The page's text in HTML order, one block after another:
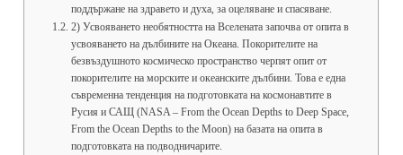
поддържане на здравето и духа, за оцеляване и спасяване.
2) Усвояването необятността на Вселената започва от опита в
усвояването на дълбините на Океана. Покорителите на
безвъздушното космическо пространство черпят опит от
покорителите на морските и океанските дълбини. Това е една
съвременна тенденция на подготовката на космонавтите в
Русия и САЩ (NASA – From the Ocean Depths to Deep Space,
From the Ocean Depths to the Moon) на базата на опита в
подготовката на подводничарите.